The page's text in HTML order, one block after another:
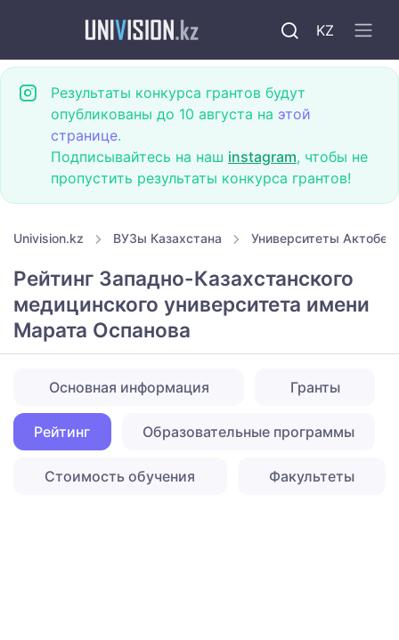
KZ
Результаты конкурса грантов будут
опубликованы до 10 августа на этой
странице.
Подписывайтесь на наш instagram, чтобы не
пропустить результаты конкурса грантов!
Univision.kz ВУЗы Казахстана Университеты Актобе
Рейтинг Западно-Казахстанского
медицинского университета имени
Марата Оспанова
Основная информация Гранты
Рейтинг Образовательные программы
Стоимость обучения Факультеты